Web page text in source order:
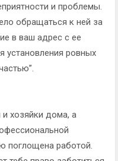
и проблемы.
обращаться к ней за
в ваш адрес с ее
установления ровных
хозяйки дома, а
поглощена работой.